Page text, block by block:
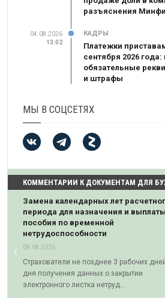
разъяснения
04.08.2026
13:02
КАДРЫ
Платежки
сентября 2026
обязательные
и штрафы
МЫ В СОЦСЕТЯХ
КОММЕНТАРИИ К ДОКУМЕНТАМ ДЛЯ
Замена календарных лет
периода для назначения и выплаты
пособия по временной
нетрудоспособности
08.08.2026
Страхователи не позднее 3 рабочих
дня получения данных о закрытии
электронного листка нетруд...
‹Previous